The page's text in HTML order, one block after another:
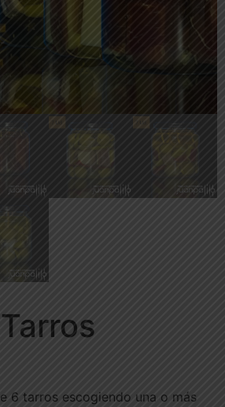
6 tarros escogiendo una o más